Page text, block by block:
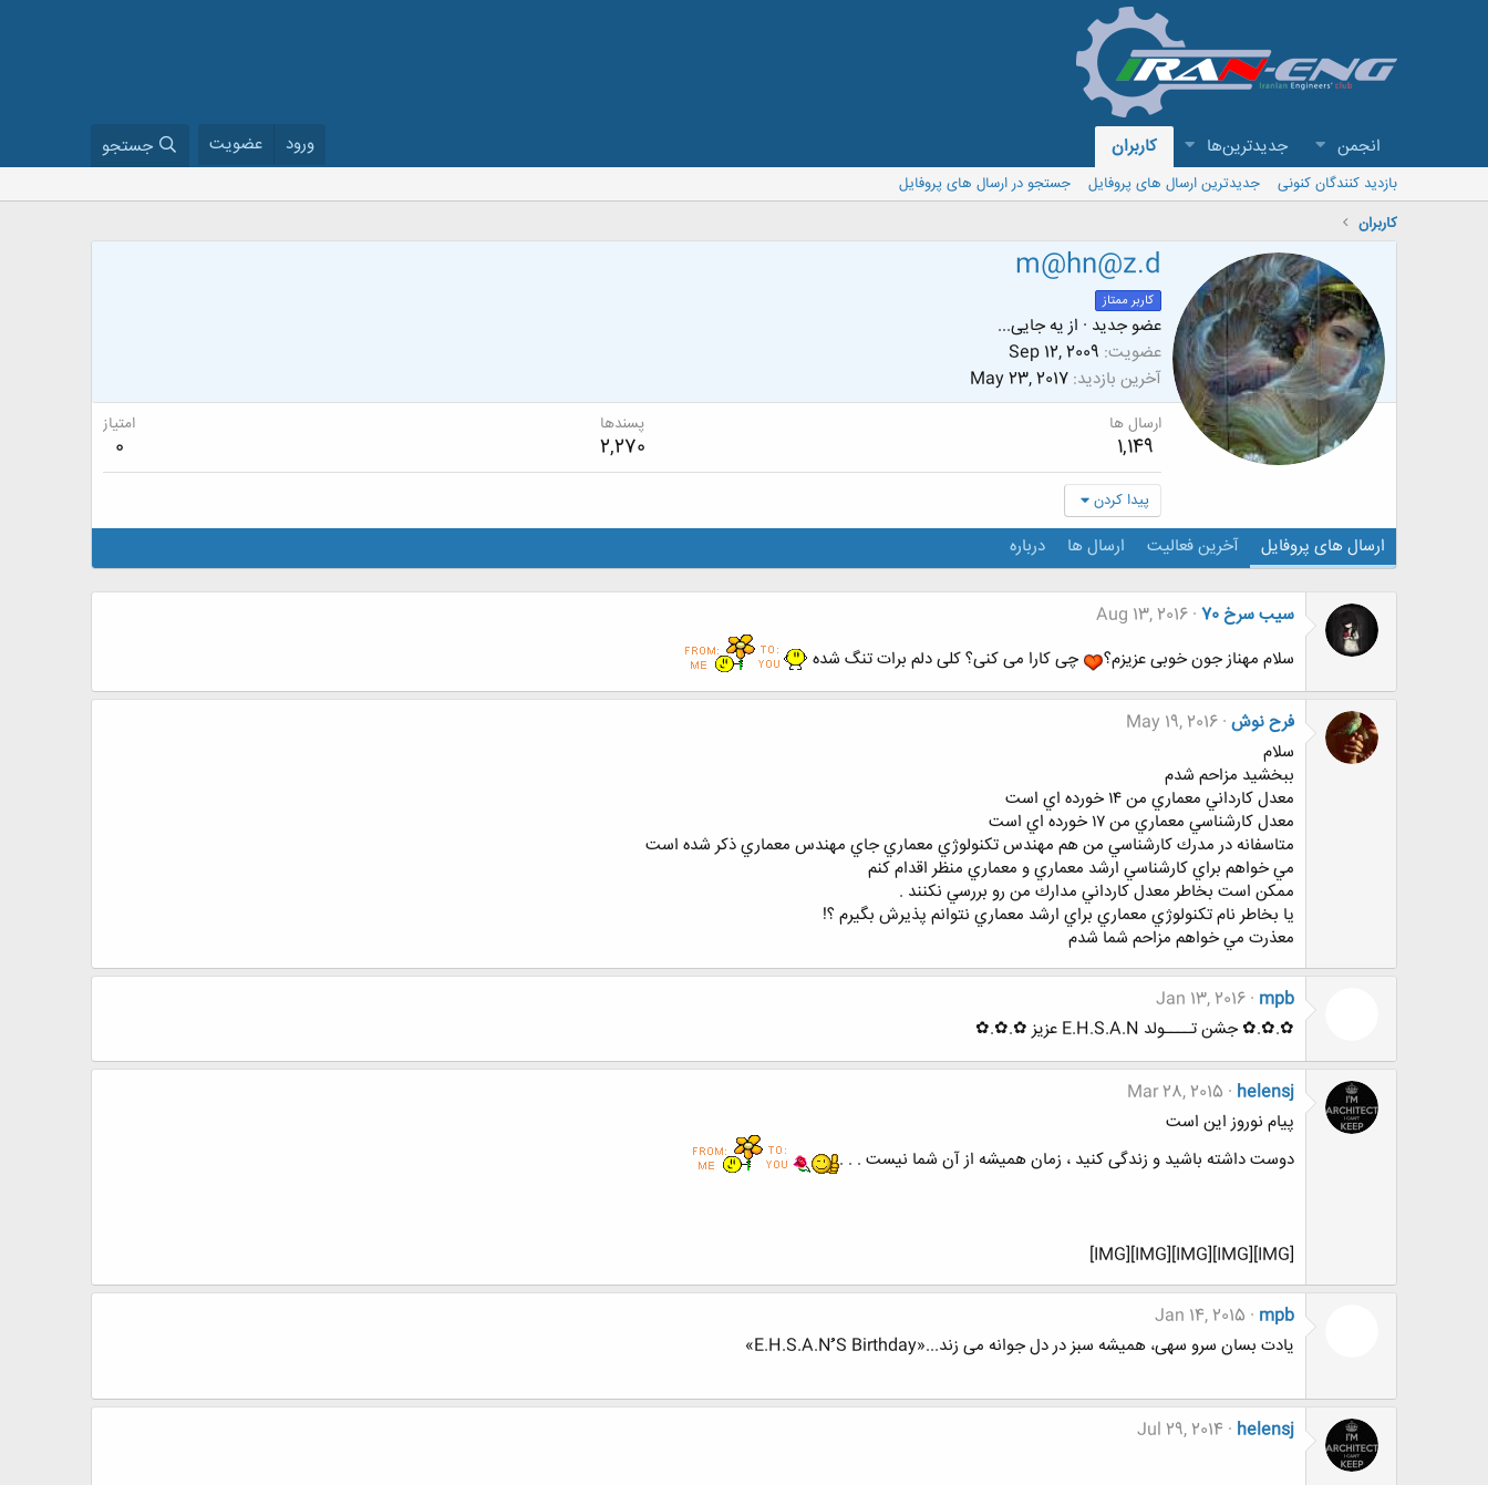
انجمن جدیدترین‌ها کاربران ورود عضویت جستجو
بازدید کنندگان کنونی جدیدترین ارسال های پروفایل
جستجو در ارسال های پروفایل
کاربران
m@hn@z.d
کاربر ممتاز
عضو جدید · از یه جایی...
عضویت Sep 12, 2009
آخرین بازدید May 23, 2017
ارسال ها
1,149
پسندها
2,270
امتیاز
0
پیدا کردن
ارسال های پروفایل آخرین فعالیت ارسال ها درباره
سیب سرخ 70
Aug 13, 2016
سلام مهناز جون خوبی عزیزم؟
چی کارا می کنی؟ کلی دلم برات تنگ شده
فرح نوش May 19, 2016
سلام
ببخشيد مزاحم شدم
معدل كارداني معماري من ١٤ خورده اي است
معدل كارشناسي معماري من ١٧ خورده اي است
متاسفانه در مدرك كارشناسي من هم مهندس تكنولوژي معماري جاي مهندس معماري ذكر شده است
مي خواهم براي كارشناسي ارشد معماري و معماري منظر اقدام كنم
ممكن است بخاطر معدل كارداني مدارك من رو بررسي نكنند .
يا بخاطر نام تكنولوژي معماري براي ارشد معماري نتوانم پذيرش بگيرم ؟!
معذرت مي خواهم مزاحم شما شدم
mpb
Jan 13, 2016
✿.✿.✿ جشن تــــولد E.H.S.A.N عزیز ✿.✿.✿
helensj
Mar 28, 2015
پیام نوروز این است
دوست داشته باشید و زندگی کنید ، زمان همیشه از آن شما نیست . . .
[IMG][IMG][IMG][IMG][IMG]
mpb
Jan 14, 2015
یادت بسان سرو سهی، همیشه سبز در دل جوانه می زند...«E.H.S.A.Nُُُ S Birthday»
helensj
Jul 29, 2014